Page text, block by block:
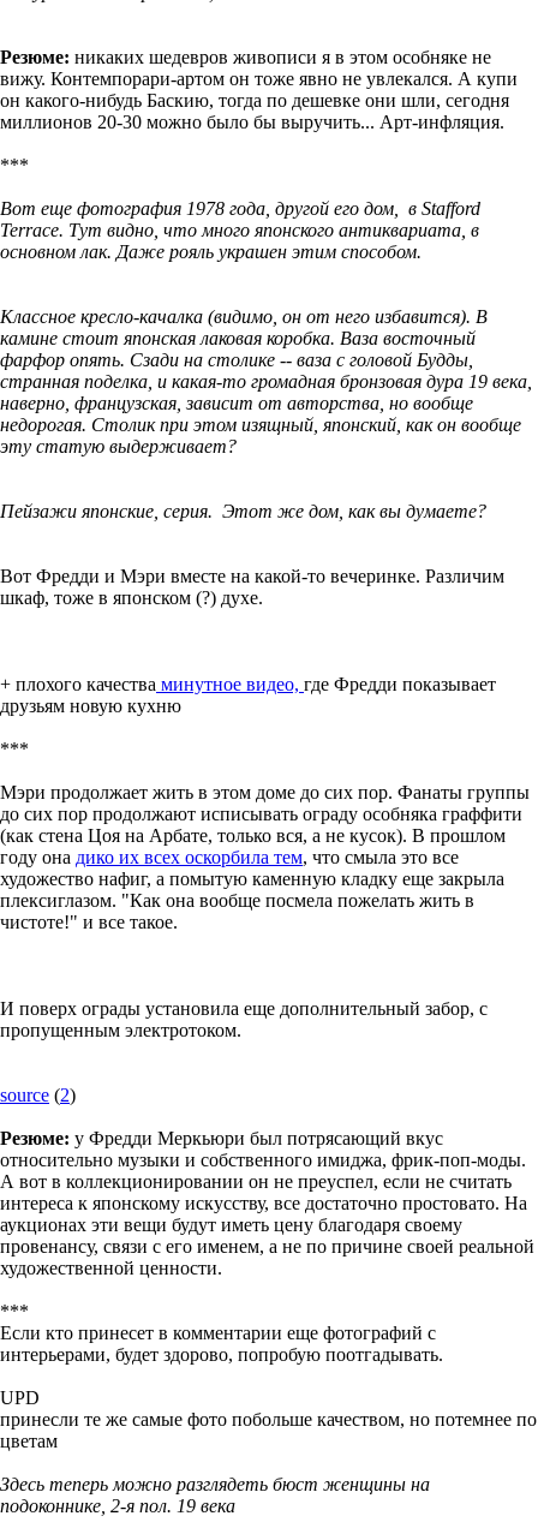
Резюме: никаких шедевров живописи я в этом особняке не
вижу. Контемпорари-артом он тоже явно не увлекался. А купи
он какого-нибудь Баскию, тогда по дешевке они шли, сегодня
миллионов 20-30 можно было бы выручить... Арт-инфляция.
***
Вот еще фотография 1978 года, другой его дом, в Stafford
Terrace. Тут видно, что много японского антиквариата, в
основном лак. Даже рояль украшен этим способом.
Классное кресло-качалка (видимо, он от него избавится). В
камине стоит японская лаковая коробка. Ваза восточный
фарфор опять. Сзади на столике -- ваза с головой Будды,
странная поделка, и какая-то громадная бронзовая дура 19 века,
наверно, французская, зависит от авторства, но вообще
недорогая. Столик при этом изящный, японский, как он вообще
эту статую выдерживает?
Пейзажи японские, серия. Этот же дом, как вы думаете?
Вот Фредди и Мэри вместе на какой-то вечеринке. Различим
шкаф, тоже в японском (?) духе.
+ плохого качества минутное видео, где Фредди показывает
друзьям новую кухню
***
Мэри продолжает жить в этом доме до сих пор. Фанаты группы
до сих пор продолжают исписывать ограду особняка граффити
(как стена Цоя на Арбате, только вся, а не кусок). В прошлом
году она дико их всех оскорбила тем, что смыла это все
художество нафиг, а помытую каменную кладку еще закрыла
плексиглазом. "Как она вообще посмела пожелать жить в
чистоте!" и все такое.
И поверх ограды установила еще дополнительный забор, с
пропущенным электротоком.
source (2)
Резюме: у Фредди Меркьюри был потрясающий вкус
относительно музыки и собственного имиджа, фрик-поп-моды.
А вот в коллекционировании он не преуспел, если не считать
интереса к японскому искусству, все достаточно простовато. На
аукционах эти вещи будут иметь цену благодаря своему
провенансу, связи с его именем, а не по причине своей реальной
художественной ценности.
***
Если кто принесет в комментарии еще фотографий с
интерьерами, будет здорово, попробую поотгадывать.
UPD
принесли те же самые фото побольше качеством, но потемнее по
цветам
Здесь теперь можно разглядеть бюст женщины на
подоконнике, 2-я пол. 19 века